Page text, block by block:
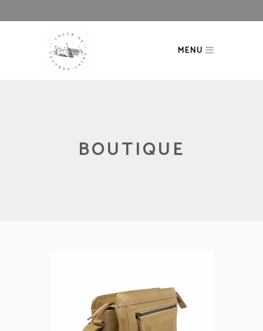
MENU
BOUTIQUE